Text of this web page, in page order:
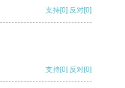
支持[0] 反对[0]
支持[0] 反对[0]